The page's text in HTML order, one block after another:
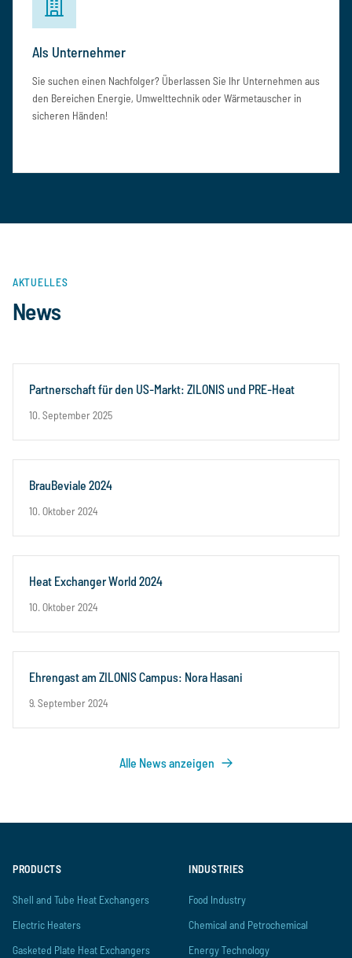
Als Unternehmer
Sie suchen einen Nachfolger? Überlassen Sie Ihr Unternehmen aus
den Bereichen Energie, Umwelttechnik oder Wärmetauscher in
sicheren Händen!
AKTUELLES
News
Partnerschaft für den US-Markt: ZILONIS und PRE-Heat
10. September 2025
BrauBeviale 2024
10. Oktober 2024
Heat Exchanger World 2024
10. Oktober 2024
Ehrengast am ZILONIS Campus: Nora Hasani
9. September 2024
Alle News anzeigen
PRODUCTS
Shell and Tube Heat Exchangers
Electric Heaters
Gasketed Plate Heat Exchangers
INDUSTRIES
Food Industry
Chemical and Petrochemical
Energy Technology